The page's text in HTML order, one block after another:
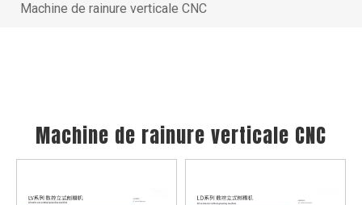
Machine de rainure verticale CNC
Machine de rainure verticale CNC